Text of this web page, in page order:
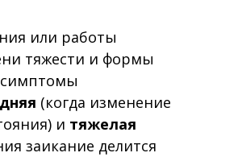
или работы
тяжести и формы
симптомы
(когда изменение
и тяжелая
заикание делится